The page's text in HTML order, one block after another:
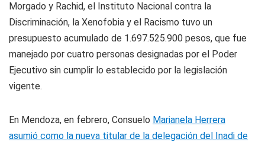
Morgado y Rachid, el Instituto Nacional contra la
Discriminación, la Xenofobia y el Racismo tuvo un
presupuesto acumulado de 1.697.525.900 pesos, que fue
manejado por cuatro personas designadas por el Poder
Ejecutivo sin cumplir lo establecido por la legislación
vigente.
En Mendoza, en febrero, Consuelo Marianela Herrera
asumió como la nueva titular de la delegación del Inadi de